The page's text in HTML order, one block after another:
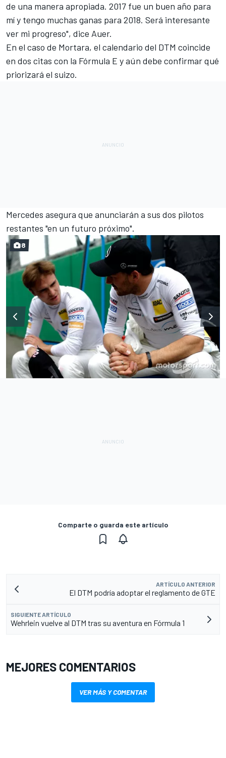
de una manera apropiada. 2017 fue un buen año para
mí y tengo muchas ganas para 2018. Será interesante
ver mi progreso", dice Auer.
En el caso de Mortara, el calendario del DTM coincide
en dos citas con la Fórmula E y aún debe confirmar qué
priorizará el suizo.
Mercedes asegura que anunciarán a sus dos pilotos
restantes "en un futuro próximo".
8
Comparte o guarda este artículo
ARTÍCULO ANTERIOR
El DTM podría adoptar el reglamento de GTE
SIGUIENTE ARTÍCULO
Wehrlein vuelve al DTM tras su aventura en Fórmula 1
MEJORES COMENTARIOS
VER MÁS Y COMENTAR